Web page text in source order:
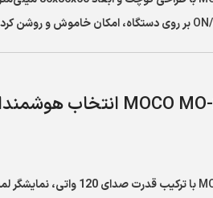
بر روی دستگاه، امکان خاموش و روشن
با ترکیب قدرت